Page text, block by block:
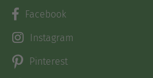
Facebook
Instagram
Pinterest